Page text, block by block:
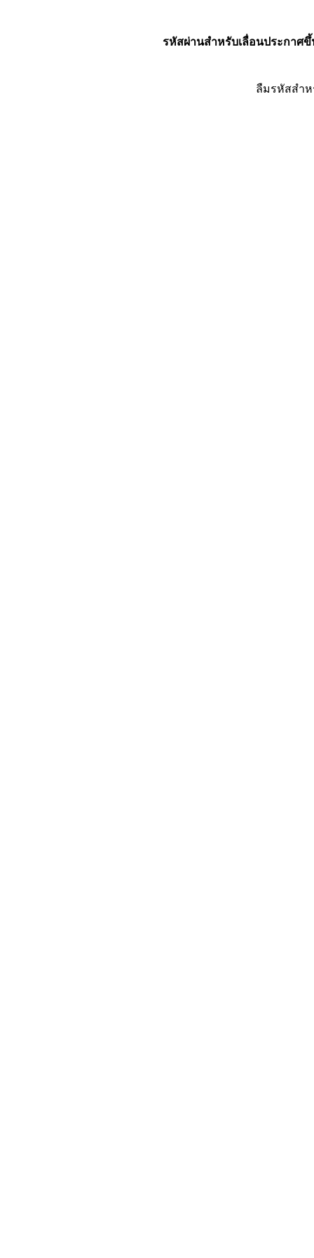
รหัสผ่านสำหรับเลื่อนประกาศขึ้
ลืมรหัสสำ